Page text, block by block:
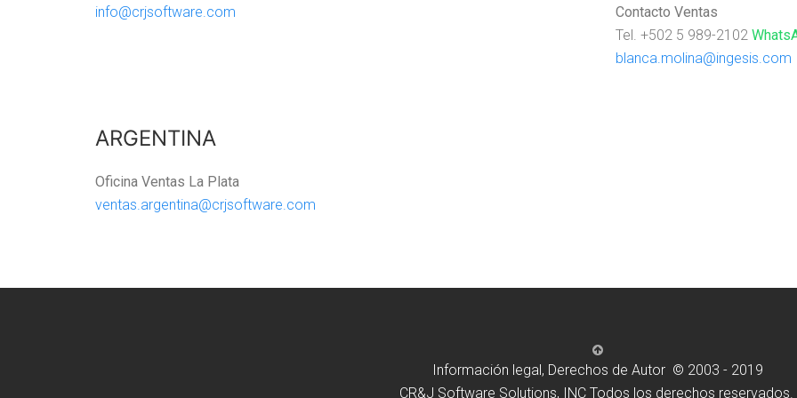
info@crjsoftware.com
Contacto Ventas
Tel. +502 5 989-2102
blanca.molina@ingesis.com
ARGENTINA
Oficina Ventas La Plata
ventas.argentina@crjsoftware.com
Información legal, Derechos de Autor © 2003 - 2019
CR&J Software Solutions, INC Todos los derechos reservados.